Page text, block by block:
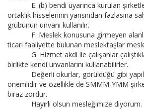
E. (b) bendi uyarınca kurulan
ortaklık hisselerinin yarısından fazlasına
grubunun unvanı kullanılır.
F. Meslek konusuna girmeyen
ticari faaliyette bulunan meslektaşlar
G. Hizmet akdi ile çalışanlar
birlikte kendi unvanlarını kullanabilirler.
Değerli okurlar, görüldüğü gibi
önemlidir ve özellikle de SMMM-YMM
biraz zordur.
Hayırlı olsun mesleğimize diyorum.